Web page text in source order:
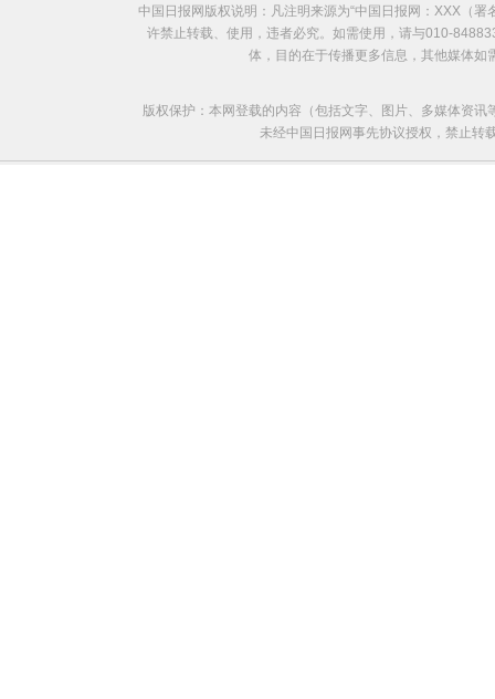
中国日报网版权说明：凡注明来源为“中国日报网：XXX（
许禁止转载、使用，违者必究。如需使用，请与010-
体，目的在于传播更多信息，其他媒体
版权保护：本网登载的内容（包括文字、图片、多媒体资
未经中国日报网事先协议授权，禁止转